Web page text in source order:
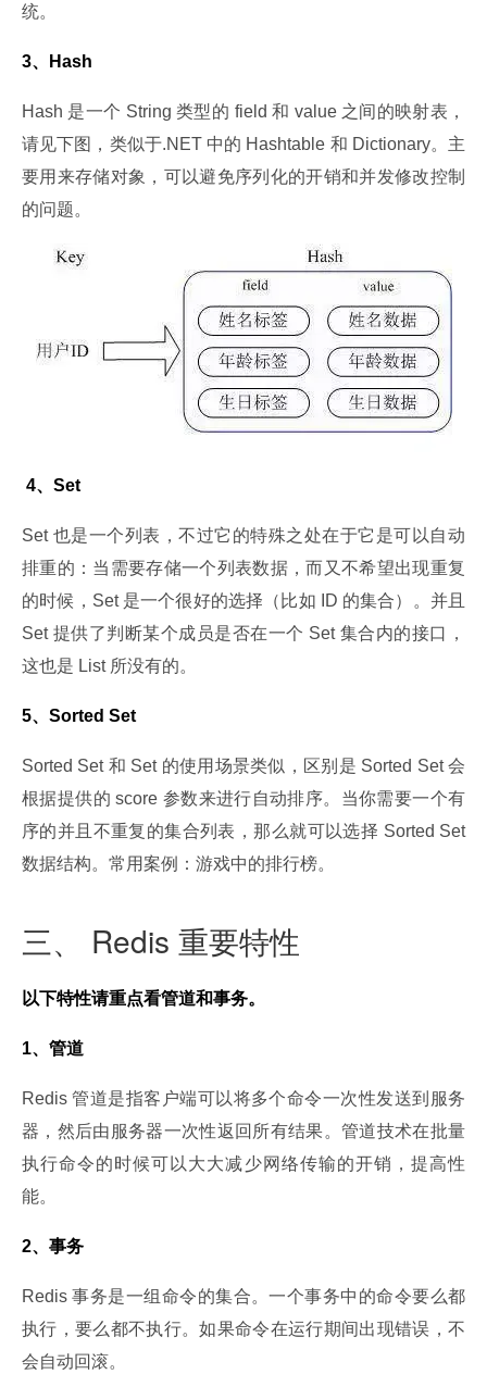
统。
3、Hash
Hash 是一个 String 类型的 field 和 value 之间的映射表，
请见下图，类似于.NET 中的 Hashtable 和 Dictionary。主
要用来存储对象，可以避免序列化的开销和并发修改控制
的问题。
4、Set
Set 也是一个列表，不过它的特殊之处在于它是可以自动
排重的：当需要存储一个列表数据，而又不希望出现重复
的时候，Set 是一个很好的选择（比如 ID 的集合）。并且
Set 提供了判断某个成员是否在一个 Set 集合内的接口，
这也是 List 所没有的。
5、Sorted Set
Sorted Set 和 Set 的使用场景类似，区别是 Sorted Set 会
根据提供的 score 参数来进行自动排序。当你需要一个有
序的并且不重复的集合列表，那么就可以选择 Sorted Set
数据结构。常用案例：游戏中的排行榜。
三、 Redis 重要特性
以下特性请重点看管道和事务。
1、管道
Redis 管道是指客户端可以将多个命令一次性发送到服务
器，然后由服务器一次性返回所有结果。管道技术在批量
执行命令的时候可以大大减少网络传输的开销，提高性
能。
2、事务
Redis 事务是一组命令的集合。一个事务中的命令要么都
执行，要么都不执行。如果命令在运行期间出现错误，不
会自动回滚。